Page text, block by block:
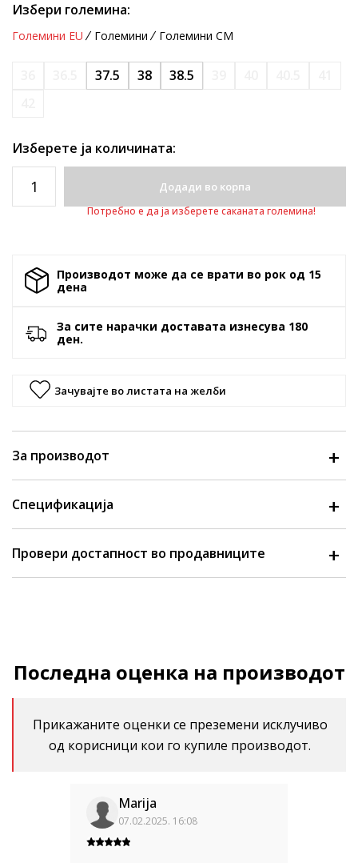
Избери големина:
Големини EU Големини Големини CM
37.5 38 38.5
Изберете ја количината:
Додади во корпа
Потребно е да ја изберете саканата големина!
Производот може да се врати во рок од 15
денa
За сите нарачки доставата изнесува 180
ден.
Зачувајте во листата на желби
За производот
Спецификација
Провери достапност во продавниците
Последна оценка на производот
Прикажаните оценки се преземени исклучиво
од корисници кои го купиле производот.
Marija
07.02.2025. 16:08